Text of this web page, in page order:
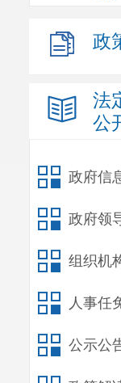
政
法
公
政府信
政府领
组织机
人事任
公示公